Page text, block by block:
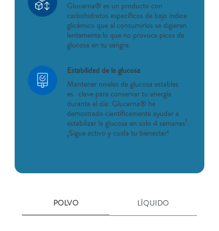
Glucerna® es un producto con
carbohidratos específicos de bajo índice
glicémico que al consumirlos se digieren
lentamente lo que no provoca picos de
glucosa en tu sangre.
Estabilidad de la glucosa
Mantener niveles de glucosa estables
es clave para conservar tu energía
durante el día. Glucerna® ha
demostrado científicamente ayudar a
estabilizar la glucosa en solo 4 semanas1.
¡Sigue activo y cuida tu bienestar!
POLVO LÍQUIDO